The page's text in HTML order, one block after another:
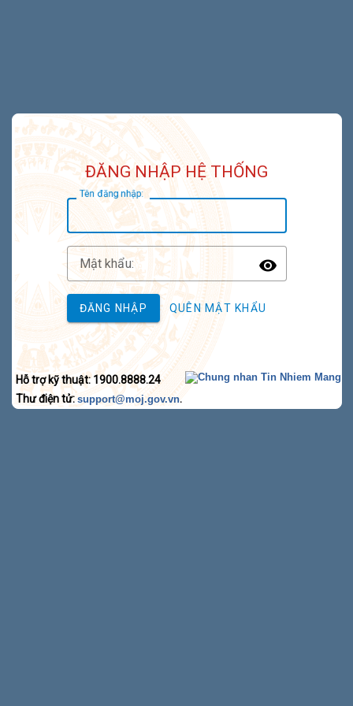
ĐĂNG NHẬP HỆ THỐNG
Tên đăng nhập:
Mật khẩu:
Toggle
ĐĂNG NHẬP QUÊN MẬT KHẨU
Hỗ trợ kỹ thuật: 1900.8888.24
Thư điện tử: support@moj.gov.vn.